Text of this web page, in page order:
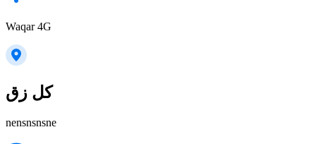
Waqar 4G
كل زق
nensnsnsne